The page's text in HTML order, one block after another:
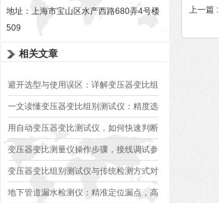
地址：上海市宝山区水产西路680弄4号楼
509
相关文章
避开选型与使用误区：详解变压器变比组
别测试仪的日常校准方法、常见组别识别
异常排查方案
一文读懂变压器变比组别测试仪：精度选
型、接线规范、报告生成全流程标准化操
作指南
用自动变压器变比测试仪，如何快速判断
变压器是否合格？
变压器变比测量仪操作步骤，接线调试参
数设定变比测试数据保存使用教程
变压器变比组别测试仪与传统检测方式对
比：精度、速度与安全性深度分析
地下管道漏水检测仪：精准定位漏点，高
上一篇 :